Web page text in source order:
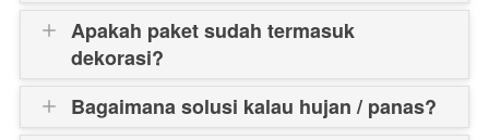
Apakah paket sudah termasuk
dekorasi?
Bagaimana solusi kalau hujan / panas?